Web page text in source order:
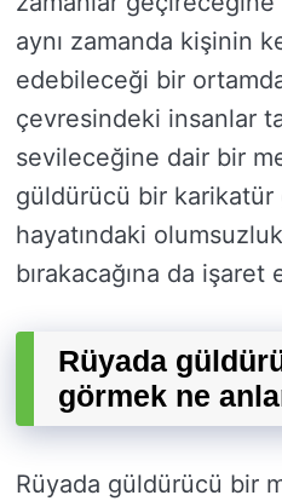
aynı zamanda kişinin
edebileceği bir
çevresindeki insanlar
sevileceğine dair bir
güldürücü bir
hayatındaki
bırakacağına da işaret
Rüyada
görmek ne
Rüyada güldürücü bir